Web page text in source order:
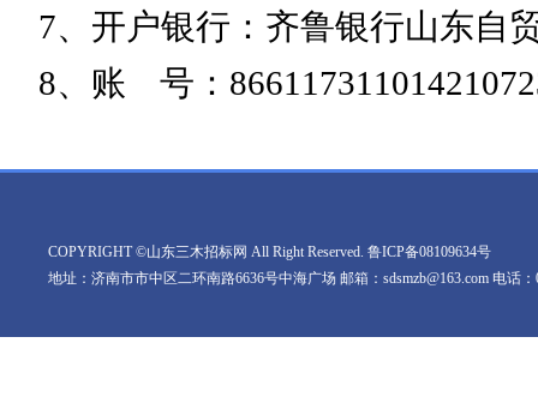
7、开户银行：齐鲁银行山东自
8、账 号：
COPYRIGHT ©山东三木招标网 All Right Reserved. 鲁ICP备08109634号
地址：济南市市中区二环南路6636号中海广场 邮箱：sdsmzb@163.com 电话：